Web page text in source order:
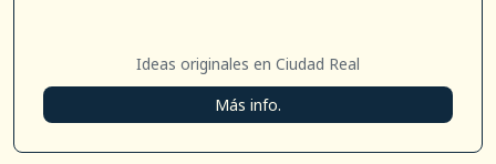
Ideas originales en Ciudad Real
Más info.